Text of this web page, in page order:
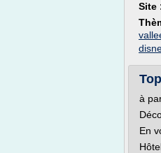
Site
à
En